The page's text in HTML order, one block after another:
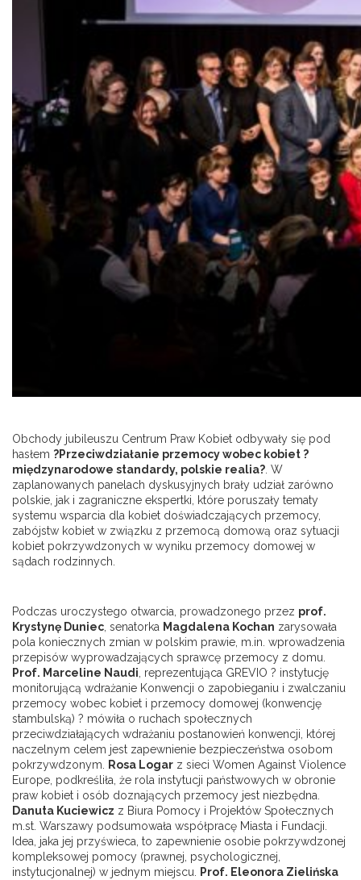
Obchody jubileuszu Centrum Praw Kobiet odbywały się pod
hasłem ?Przeciwdziałanie przemocy wobec kobiet ?
międzynarodowe standardy, polskie realia?. W
zaplanowanych panelach dyskusyjnych brały udział zarówno
polskie, jak i zagraniczne ekspertki, które poruszały tematy
systemu wsparcia dla kobiet doświadczających przemocy,
zabójstw kobiet w związku z przemocą domową oraz sytuacji
kobiet pokrzywdzonych w wyniku przemocy domowej w
sądach rodzinnych.
Podczas uroczystego otwarcia, prowadzonego przez prof.
Krystynę Duniec, senatorka Magdalena Kochan zarysowała
pola koniecznych zmian w polskim prawie, m.in. wprowadzenia
przepisów wyprowadzających sprawcę przemocy z domu.
Prof. Marceline Naudi, reprezentująca GREVIO ? instytucję
monitorującą wdrażanie Konwencji o zapobieganiu i zwalczaniu
przemocy wobec kobiet i przemocy domowej (konwencję
stambulską) ? mówiła o ruchach społecznych
przeciwdziałających wdrażaniu postanowień konwencji, której
naczelnym celem jest zapewnienie bezpieczeństwa osobom
pokrzywdzonym. Rosa Logar z sieci Women Against Violence
Europe, podkreśliła, że rola instytucji państwowych w obronie
praw kobiet i osób doznających przemocy jest niezbędna.
Danuta Kuciewicz z Biura Pomocy i Projektów Społecznych
m.st. Warszawy podsumowała współpracę Miasta i Fundacji.
Idea, jaka jej przyświeca, to zapewnienie osobie pokrzywdzonej
kompleksowej pomocy (prawnej, psychologicznej,
instytucjonalnej) w jednym miejscu. Prof. Eleonora Zielińska